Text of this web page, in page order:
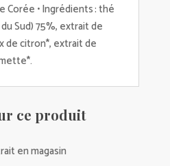
Corée • Ingrédients : thé
Sud) 75%, extrait de
de citron*, extrait de
ce produit
en magasin